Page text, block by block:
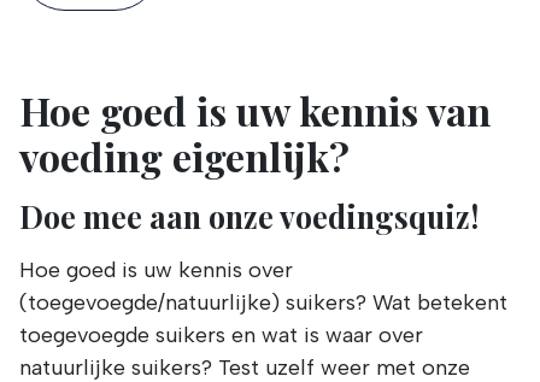
Hoe goed is uw kennis van
voeding eigenlijk?
Doe mee aan onze voedingsquiz!
Hoe goed is uw kennis over
(toegevoegde/natuurlijke) suikers? Wat betekent
toegevoegde suikers en wat is waar over
natuurlijke suikers? Test uzelf weer met onze